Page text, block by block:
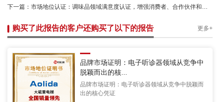
下一篇： 市场地位认证：调味品领域满意度认证，增强消费者、合作伙伴和投资者信任
购买了此报告的客户还购买了以下的报告 更多+
品牌市场证明：电子听诊器领域从竞争中
脱颖而出的核...
品牌市场证明：电子听诊器领域从竞争中脱颖而
出的核心凭证